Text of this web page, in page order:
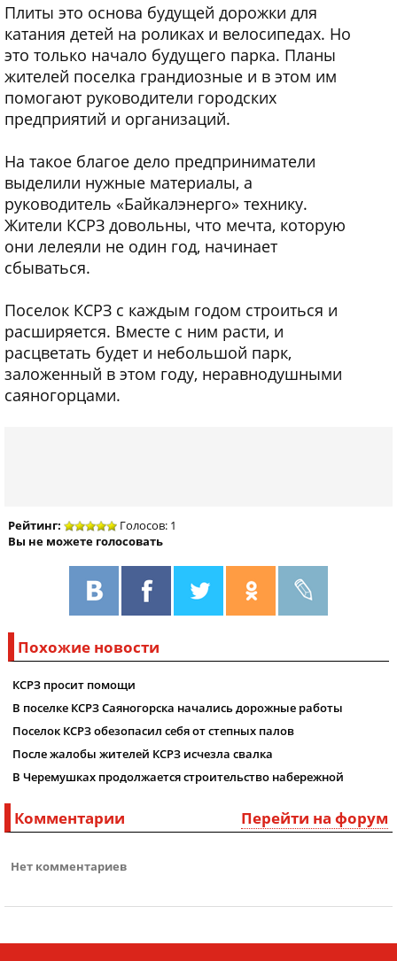
Плиты это основа будущей дорожки для
катания детей на роликах и велосипедах. Но
это только начало будущего парка. Планы
жителей поселка грандиозные и в этом им
помогают руководители городских
предприятий и организаций.
На такое благое дело предприниматели
выделили нужные материалы, а
руководитель «Байкалэнерго» технику.
Жители КСРЗ довольны, что мечта, которую
они лелеяли не один год, начинает
сбываться.
Поселок КСРЗ с каждым годом строиться и
расширяется. Вместе с ним расти, и
расцветать будет и небольшой парк,
заложенный в этом году, неравнодушными
саяногорцами.
Рейтинг:
Голосов: 1
Вы не можете голосовать
Похожие новости
КСРЗ просит помощи
В поселке КСРЗ Саяногорска начались дорожные работы
Поселок КСРЗ обезопасил себя от степных палов
После жалобы жителей КСРЗ исчезла свалка
В Черемушках продолжается строительство набережной
Перейти на форум
Комментарии
Нет комментариев